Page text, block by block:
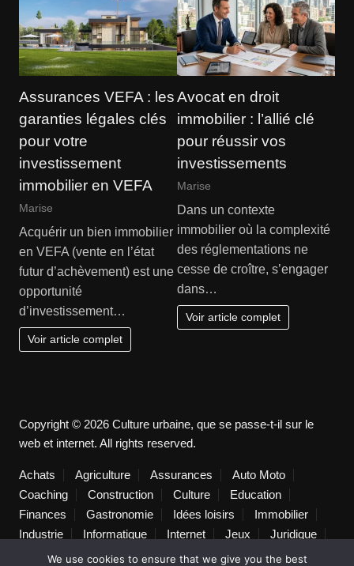
Assurances VEFA : les
garanties légales clés
pour votre
investissement
immobilier en VEFA
Marise
Acquérir un bien immobilier
en VEFA (vente en l’état
futur d’achèvement) est une
opportunité
d’investissement…
Voir article complet
Avocat en droit
immobilier : l’allié clé
pour réussir vos
investissements
Marise
Dans un contexte
immobilier où la complexité
des réglementations ne
cesse de croître, s’engager
dans…
Voir article complet
Copyright © 2026 Culture urbaine, que se passe-t-il sur le
web et internet. All rights reserved.
Achats Agriculture Assurances
Auto Moto
Coaching
Construction Culture
Education
Finances
Gastronomie Idées loisirs
Immobilier
Industrie
Informatique Internet Jeux
Juridique
Lifestyle
Logistique Loisirs Maison Marketing
We use cookies to ensure that we give you the best